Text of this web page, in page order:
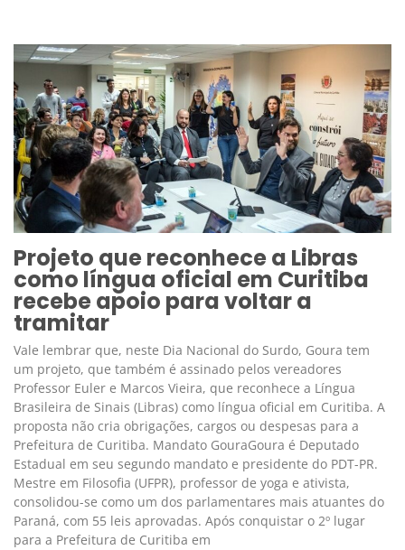
Projeto que reconhece a Libras
como língua oficial em Curitiba
recebe apoio para voltar a
tramitar
Vale lembrar que, neste Dia Nacional do Surdo, Goura tem
um projeto, que também é assinado pelos vereadores
Professor Euler e Marcos Vieira, que reconhece a Língua
Brasileira de Sinais (Libras) como língua oficial em Curitiba. A
proposta não cria obrigações, cargos ou despesas para a
Prefeitura de Curitiba. Mandato GouraGoura é Deputado
Estadual em seu segundo mandato e presidente do PDT-PR.
Mestre em Filosofia (UFPR), professor de yoga e ativista,
consolidou-se como um dos parlamentares mais atuantes do
Paraná, com 55 leis aprovadas. Após conquistar o 2º lugar
para a Prefeitura de Curitiba em